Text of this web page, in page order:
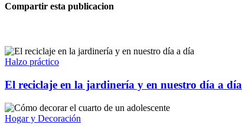
Compartir esta publicacion
Halzo práctico
El reciclaje en la jardinería y en nuestro día a día
Hogar y Decoración